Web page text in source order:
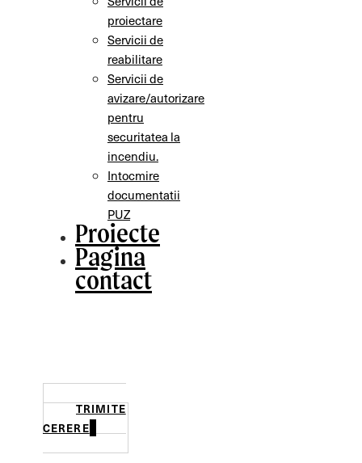
proiectare
Servicii de
reabilitare
Servicii de
avizare/autorizare
pentru
securitatea la
incendiu.
Intocmire
documentatii
PUZ
Proiecte
Pagina
contact
TRIMITE
CERERE